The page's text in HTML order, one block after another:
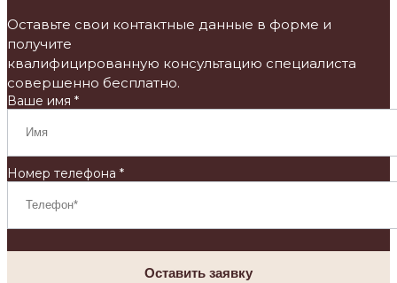
Оставьте свои контактные данные в форме и
получите
квалифицированную консультацию специалиста
совершенно бесплатно.
Ваше имя *
Номер телефона *
Оставить заявку